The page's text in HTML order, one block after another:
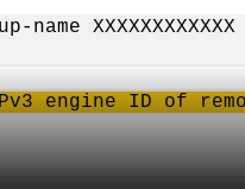
engine ID of